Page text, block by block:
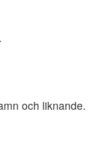
och liknande.